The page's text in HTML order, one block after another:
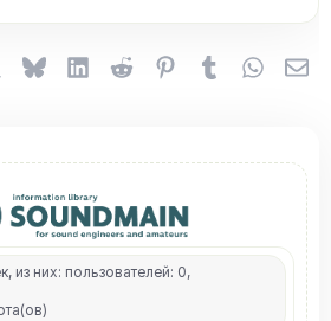
X (Twitter)
BlueskyLinkedInReddit Pinterest
Tumblr
из них: пользователей: 0,